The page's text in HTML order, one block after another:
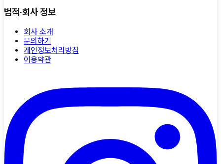
법적·회사 정보
회사 소개
문의하기
개인정보처리방침
이용약관